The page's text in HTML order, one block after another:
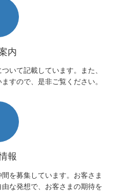
内
いて記載しています。また、
すので、是非ご覧ください。
報
を募集しています。お客さま
な発想で、お客さまの期待を